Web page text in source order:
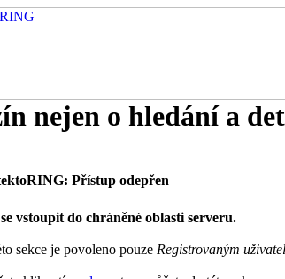
nejen o hledání a
Přístup odepřen
vstoupit do chráněné oblasti serveru.
sekce je povoleno pouze Registrovaným